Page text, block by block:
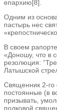
епархию[8].
Одним из
пастырь нес
В своем
«Доношу, что в
резолюция:
Латышской
Священник 2-го
постоянные (в
призывать,
полковой